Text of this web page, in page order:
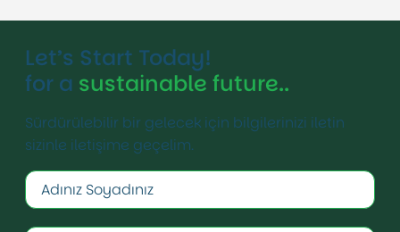
Let’s Start Today!
for a sustainable future..
Sürdürülebilir bir gelecek için bilgilerinizi iletin
sizinle iletişime geçelim.